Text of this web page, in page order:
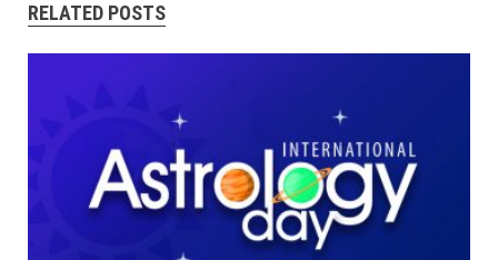
RELATED POSTS